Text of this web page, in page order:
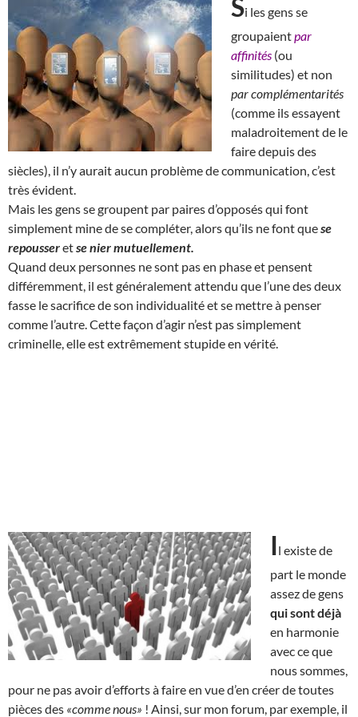
Si les gens se
groupaientpar
affinités (ou
similitudes) et non
par complémentarités
(comme ils essayent
maladroitement de le
faire depuis des
siècles), il n’y aurait aucun problème de communication, c’est
très évident.
Mais les gens se groupent par paires d’opposés qui font
simplement mine de se compléter, alors qu’ils ne font quese
repousseretse nier mutuellement.
Quand deux personnes ne sont pas en phase et pensent
différemment, il est généralement attendu que l’une des deux
fasse le sacrifice de son individualité et se mettre à penser
comme l’autre. Cette façon d’agir n’est pas simplement
criminelle, elle est extrêmement stupide en vérité.
Il existe de
part le monde
assez de gens
qui sont déjà
en harmonie
avec ce que
nous sommes,
pour ne pas avoir d’efforts à faire en vue d’en créer de toutes
pièces des «comme nous» ! Ainsi, sur mon forum, par exemple, il